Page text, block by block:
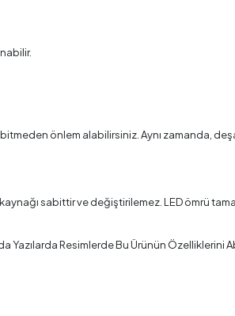
önlem alabilirsiniz. Aynı zamanda,
sabittir ve değiştirilemez. LED ömrü
Yazılarda Resimlerde Bu Ürünün Özelliklerini